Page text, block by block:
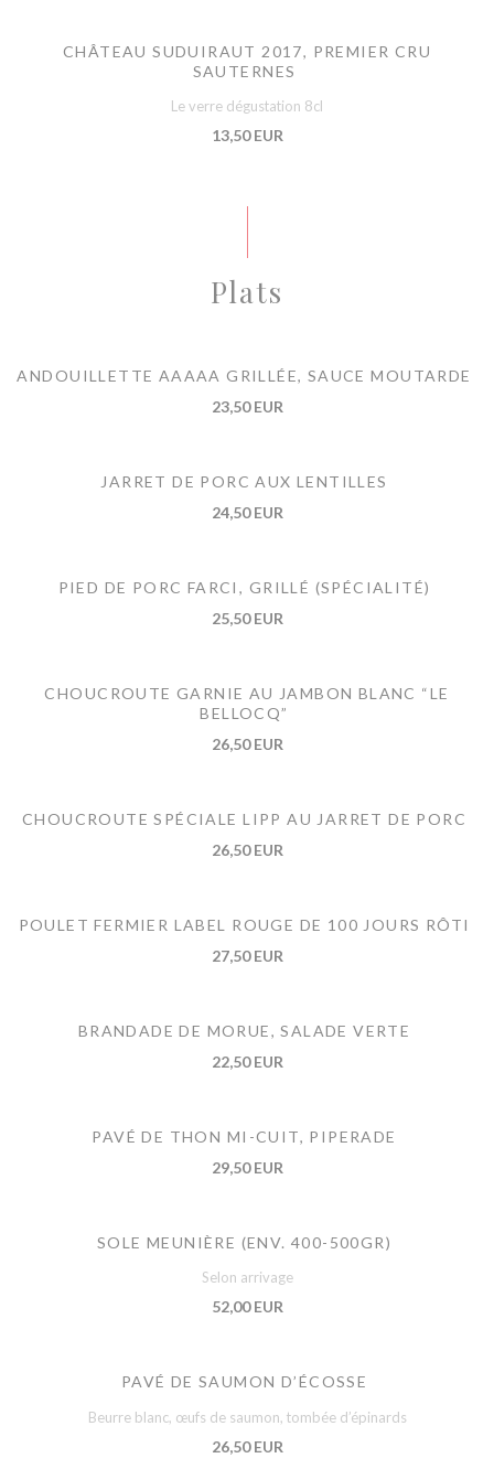
CHÂTEAU SUDUIRAUT 2017, PREMIER CRU
SAUTERNES
Le verre dégustation 8cl
13,50 EUR
Plats
ANDOUILLETTE AAAAA GRILLÉE, SAUCE MOUTARDE
23,50 EUR
JARRET DE PORC AUX LENTILLES
24,50 EUR
PIED DE PORC FARCI, GRILLÉ (SPÉCIALITÉ)
25,50 EUR
CHOUCROUTE GARNIE AU JAMBON BLANC “LE
BELLOCQ”
26,50 EUR
CHOUCROUTE SPÉCIALE LIPP AU JARRET DE PORC
26,50 EUR
POULET FERMIER LABEL ROUGE DE 100 JOURS RÔTI
27,50 EUR
BRANDADE DE MORUE, SALADE VERTE
22,50 EUR
PAVÉ DE THON MI-CUIT, PIPERADE
29,50 EUR
SOLE MEUNIÈRE (ENV. 400-500GR)
Selon arrivage
52,00 EUR
PAVÉ DE SAUMON D’ÉCOSSE
Beurre blanc, œufs de saumon, tombée d’épinards
26,50 EUR